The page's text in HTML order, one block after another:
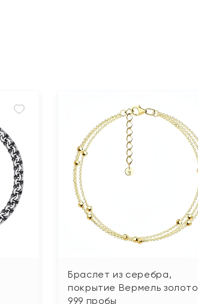
Браслет из серебра,
покрытие Вермель золото
999 пробы